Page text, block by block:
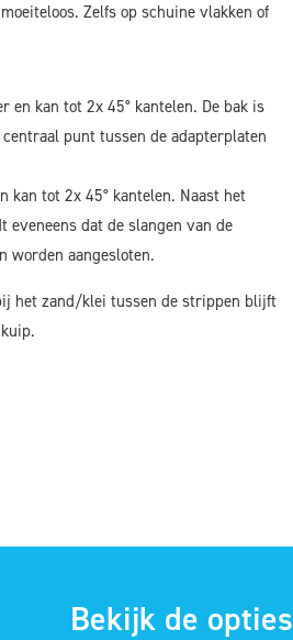
Zelfs op schuine vlakken of
kan tot 2x 45° kantelen. De bak is
punt tussen de adapterplaten
kan tot 2x 45° kantelen. Naast het
eveneens dat de slangen van de
worden aangesloten.
het zand/klei tussen de strippen blijft
Bekijk de opties